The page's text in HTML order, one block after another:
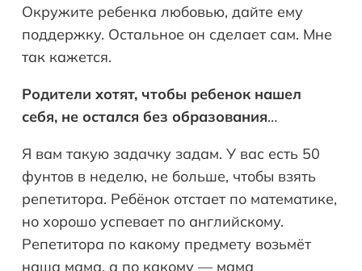
Окружите ребенка любовью, дайте ему
поддержку. Остальное он сделает сам. Мне
так кажется.
Родители хотят, чтобы ребенок нашел
себя, не остался без образования…
Я вам такую задачку задам. У вас есть 50
фунтов в неделю, не больше, чтобы взять
репетитора. Ребёнок отстает по математике,
но хорошо успевает по английскому.
Репетитора по какому предмету возьмёт
наша мама, а по какому — мама